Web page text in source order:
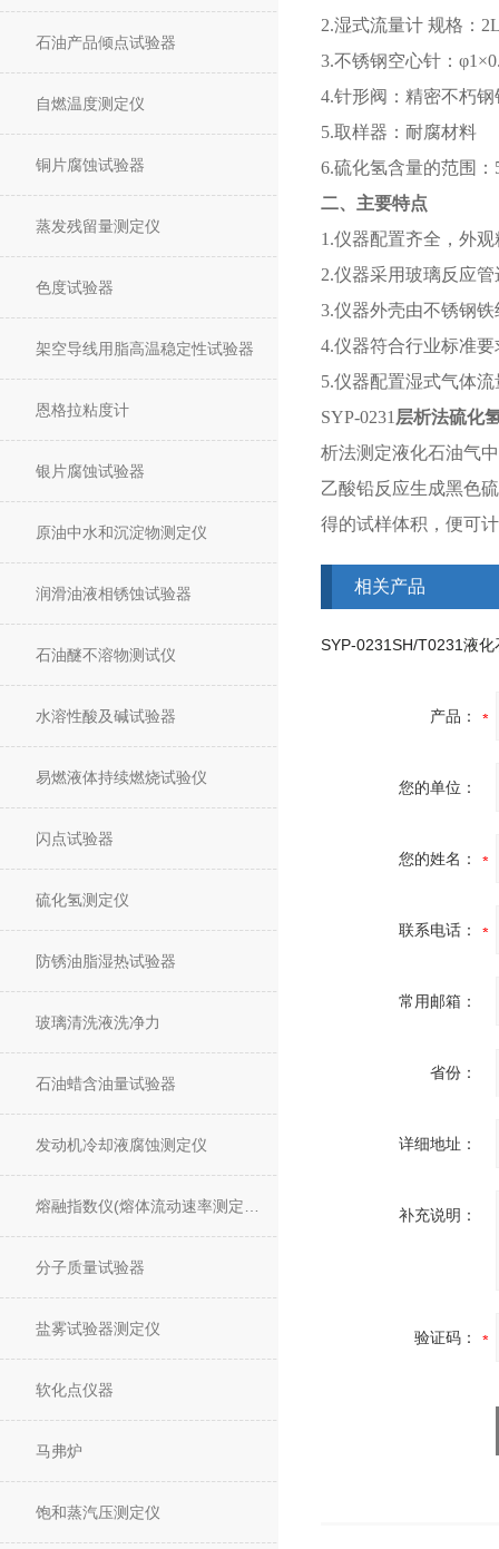
石油产品倾点试验器
自燃温度测定仪
铜片腐蚀试验器
蒸发残留量测定仪
色度试验器
架空导线用脂高温稳定性试验器
恩格拉粘度计
银片腐蚀试验器
原油中水和沉淀物测定仪
润滑油液相锈蚀试验器
石油醚不溶物测试仪
水溶性酸及碱试验器
易燃液体持续燃烧试验仪
闪点试验器
硫化氢测定仪
防锈油脂湿热试验器
玻璃清洗液洗净力
石油蜡含油量试验器
发动机冷却液腐蚀测定仪
分子质量试验器
盐雾试验器测定仪
软化点仪器
马弗炉
饱和蒸汽压测定仪
2.湿式流量计
3.不锈钢空心针：
4.针形阀：精密不朽钢
5.取样器：耐腐材料
6.硫化氢含量的范围：
二、主要特点
1.仪器配置齐全，外
2.仪器采用玻璃反应
3.仪器外壳由不锈钢
4.仪器符合行业标准要
5.仪器配置湿式气体
SYP-0231 层析法硫化
析法测定液化石油气
乙酸铅反应生成黑色
得的试样体积，便可
相关产品
产品：
您的单位：
您的姓名：
联系电话：
常用邮箱：
省份：
详细地址：
补充说明：
验证码：